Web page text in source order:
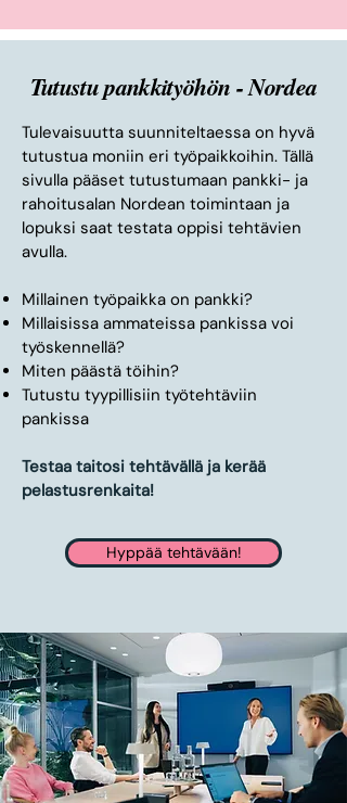
Tutustu pankkityöhön - Nordea
Tulevaisuutta suunniteltaessa on hyvä
tutustua moniin eri työpaikkoihin. Tällä
sivulla pääset tutustumaan pankki- ja
rahoitusalan Nordean toimintaan ja
lopuksi saat testata oppisi tehtävien
avulla.
Millainen työpaikka on pankki?
Millaisissa ammateissa pankissa voi
työskennellä?
Miten päästä töihin?
Tutustu tyypillisiin työtehtäviin
pankissa
Testaa taitosi tehtävällä ja kerää
pelastusrenkaita!
Hyppää tehtävään!